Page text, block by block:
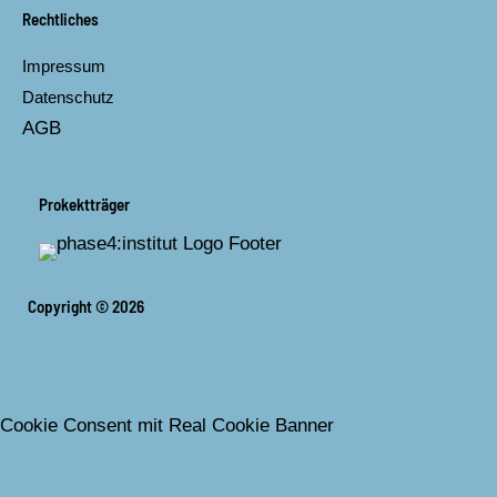
Rechtliches
Impressum
Datenschutz
AGB
Prokektträger
Copyright © 2026
Cookie Consent mit Real Cookie Banner